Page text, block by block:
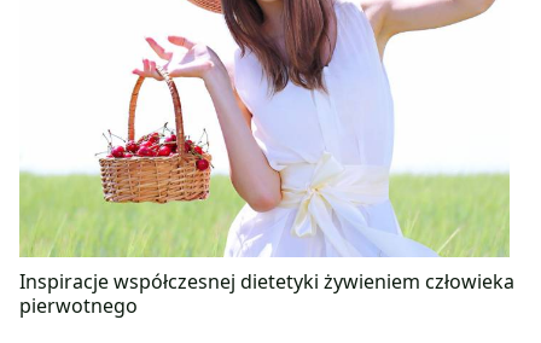
Inspiracje współczesnej dietetyki żywieniem człowieka
pierwotnego